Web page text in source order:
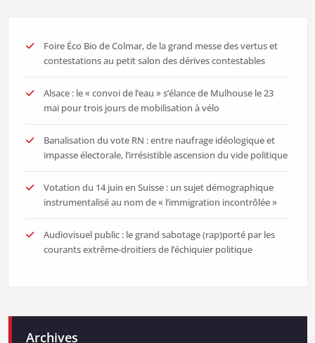
Foire Éco Bio de Colmar, de la grand messe des vertus et
contestations au petit salon des dérives contestables
Alsace : le « convoi de l’eau » s’élance de Mulhouse le 23
mai pour trois jours de mobilisation à vélo
Banalisation du vote RN : entre naufrage idéologique et
impasse électorale, l’irrésistible ascension du vide politique
Votation du 14 juin en Suisse : un sujet démographique
instrumentalisé au nom de « l’immigration incontrôlée »
Audiovisuel public : le grand sabotage (rap)porté par les
courants extrême-droitiers de l’échiquier politique
Archives